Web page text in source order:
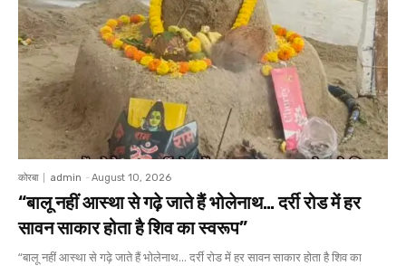
कोरबा admin - August 10, 2026
“बालू नहीं आस्था से गढ़े जाते हैं भोलेनाथ… दर्री रोड में हर
सावन साकार होता है शिव का स्वरूप”
“बालू नहीं आस्था से गढ़े जाते हैं भोलेनाथ... दर्री रोड में हर सावन साकार होता है शिव का